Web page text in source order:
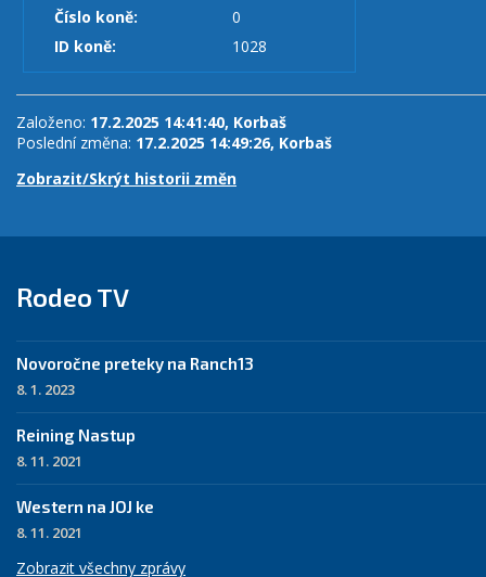
Číslo koně:
0
ID koně:
1028
Založeno: 17.2.2025 14:41:40, Korbaš
Poslední změna: 17.2.2025 14:49:26, Korbaš
Zobrazit/Skrýt historii změn
Rodeo TV
Novoročne preteky na Ranch13
8. 1. 2023
Reining Nastup
8. 11. 2021
Western na JOJ ke
8. 11. 2021
Zobrazit všechny zprávy